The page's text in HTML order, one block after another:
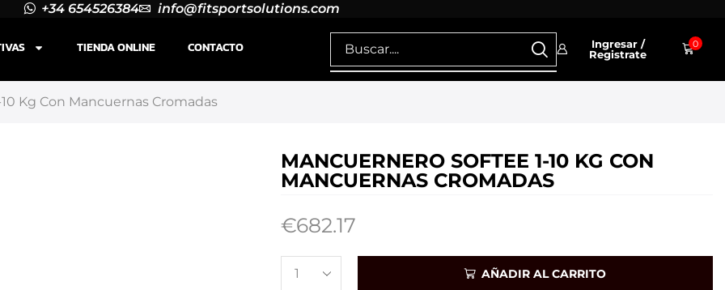
+34 654526384 info@fitsportsolutions.com
TIENDA ONLINE CONTACTO
Ingresar /
Registrate
0
Kg Con Mancuernas Cromadas
MANCUERNERO SOFTEE 1-10 KG CON
MANCUERNAS CROMADAS
€682.17
AÑADIR AL CARRITO